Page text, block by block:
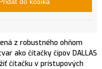
z robustného ohňom
ako čítačky čipov DALLAS
čítačku v prístupových